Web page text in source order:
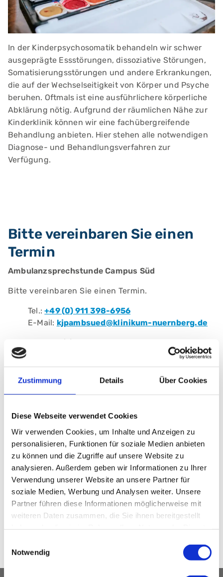
Zustimmung Details Über Cookies
Diese Webseite verwendet Cookies
Wir verwenden Cookies, um Inhalte und Anzeigen zu
personalisieren, Funktionen für soziale Medien anbieten
zu können und die Zugriffe auf unsere Website zu
analysieren. Außerdem geben wir Informationen zu Ihrer
Verwendung unserer Website an unsere Partner für
soziale Medien, Werbung und Analysen weiter. Unsere
Partner führen diese Informationen möglicherweise mit
weiteren Daten zusammen, die Sie ihnen bereitgestellt
Notwendig
In der Kinderpsychosomatik behandeln wir schwer
ausgeprägte Essstörungen, dissoziative Störungen,
Somatisierungsstörungen und andere Erkrankungen,
die auf der Wechselseitigkeit von Körper und Psyche
beruhen. Oftmals ist eine ausführlichere körperliche
Abklärung nötig. Aufgrund der räumlichen Nähe zur
Kinderklinik können wir eine fachübergreifende
Behandlung anbieten. Hier stehen alle notwendigen
Diagnose- und Behandlungsverfahren zur
Verfügung.
Bitte vereinbaren Sie einen
Termin
Ambulanzsprechstunde Campus Süd
Bitte vereinbaren Sie einen Termin.
Tel.:+49 (0) 911 398-6956
E-Mail: kjpambsued@klinikum-nuernberg.de
Fax: +49 (0) 911 398-6955
Adresse
Klinikum Nürnberg, Campus Süd
Breslauer Str. 201
Haus: Haus F
Stockwerk: 1. OG
Anmelden